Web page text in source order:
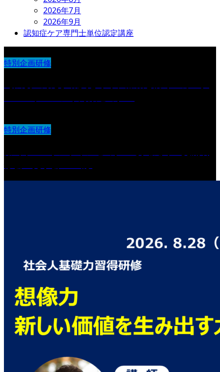
2026年7月
2026年9月
認知症ケア専門士単位認定講座
特別企画研修
特別企画研修